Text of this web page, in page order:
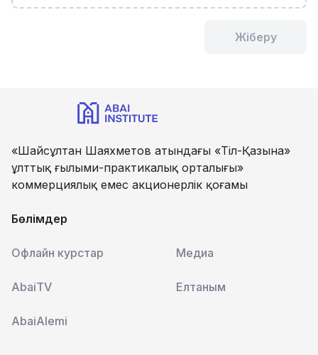
Жіберу
«Шайсұлтан Шаяхметов атындағы «Тіл-Қазына»
ұлттық ғылыми-практикалық орталығы»
коммерциялық емес акционерлік қоғамы
Бөлімдер
Офлайн курстар Медиа
AbaiTV Елтаным
AbaiAlemi